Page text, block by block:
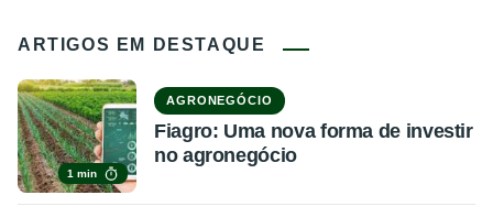
ARTIGOS EM DESTAQUE
1 min
AGRONEGÓCIO
Fiagro: Uma nova forma de investir
no agronegócio